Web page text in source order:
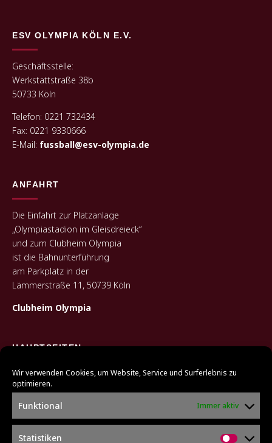
Wir verwenden Cookies, um Website, Service und Surferlebnis zu
optimieren.
Funktional Immer aktiv
Statistiken
ESV OLYMPIA KÖLN E.V.
Geschäftsstelle:
Werkstattstraße 38b
50733 Köln
Telefon: 0221 732434
Fax: 0221 9330666
E-Mail: fussball@esv-olympia.de
ANFAHRT
Die Einfahrt zur Platzanlage
„Olympiastadion im Gleisdreieck“
und zum Clubheim Olympia
ist die Bahnunterführung
am Parkplatz in der
Lämmerstraße 11, 50739 Köln
Clubheim Olympia
HAUPTSEITEN
HOME
SENIOR:INNEN
JUGEND
ÜBER UNS
UNSERE FANSHOPS